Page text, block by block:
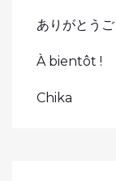
ありがとう
À bientôt !
Chika